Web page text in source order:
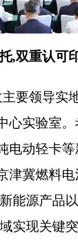
,双重认可
要领导实
心实验室
电动轻卡
津冀燃料
能源产品
实现关键